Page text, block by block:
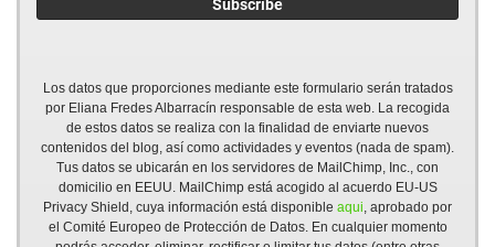
Los datos que proporciones mediante este formulario serán tratados
por Eliana Fredes Albarracín responsable de esta web. La recogida
de estos datos se realiza con la finalidad de enviarte nuevos
contenidos del blog, así como actividades y eventos (nada de spam).
Tus datos se ubicarán en los servidores de MailChimp, Inc., con
domicilio en EEUU. MailChimp está acogido al acuerdo EU-US
Privacy Shield, cuya información está disponible aqui , aprobado por
el Comité Europeo de Protección de Datos. En cualquier momento